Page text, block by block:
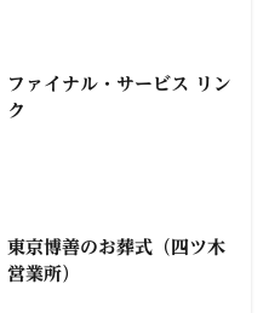
ファイナル・サービス リン
ク
東京博善のお葬式（四ツ木
営業所）